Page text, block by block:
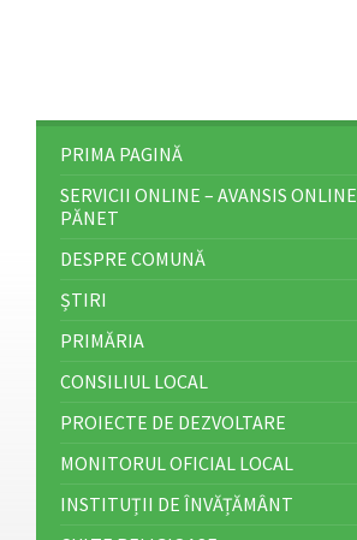
PRIMA PAGINĂ
SERVICII ONLINE – AVANSIS ONLINE
PĂNET
DESPRE COMUNĂ
ȘTIRI
PRIMĂRIA
CONSILIUL LOCAL
PROIECTE DE DEZVOLTARE
MONITORUL OFICIAL LOCAL
INSTITUȚII DE ÎNVĂȚĂMÂNT